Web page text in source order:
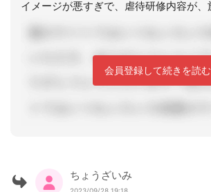
会員登録して続きを読む
ちょうざいみ